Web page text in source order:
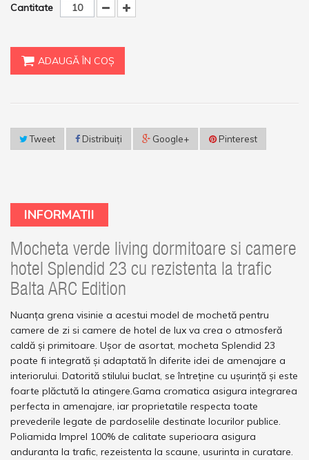
Cantitate
ADAUGĂ ÎN COŞ
Tweet Distribuiţi Google+ Pinterest
INFORMATII
Mocheta verde living dormitoare si camere
hotel Splendid 23 cu rezistenta la trafic
Balta ARC Edition
Nuanța grena visinie a acestui model de mochetă pentru
camere de zi si camere de hotel de lux va crea o atmosferă
caldă și primitoare. Ușor de asortat, mocheta Splendid 23
poate fi integrată și adaptată în diferite idei de amenajare a
interiorului. Datorită stilului buclat, se întreține cu ușurință și este
foarte plăctută la atingere.Gama cromatica asigura integrarea
perfecta in amenajare, iar proprietatile respecta toate
prevederile legate de pardoselile destinate locurilor publice.
Poliamida Imprel 100% de calitate superioara asigura
anduranta la trafic, rezeistenta la scaune, usurinta in curatare.